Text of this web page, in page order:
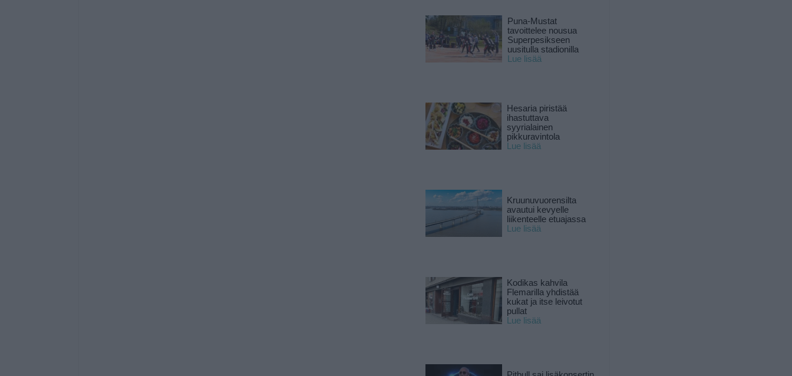
Puna-Mustat
tavoittelee nousua
Superpesikseen
uusitulla stadionilla
Lue lisää
Hesaria piristää
ihastuttava
syyrialainen
pikkuravintola
Lue lisää
Kruunuvuorensilta
avautui kevyelle
liikenteelle etuajassa
Lue lisää
Kodikas kahvila
Flemarilla yhdistää
kukat ja itse leivotut
pullat
Lue lisää